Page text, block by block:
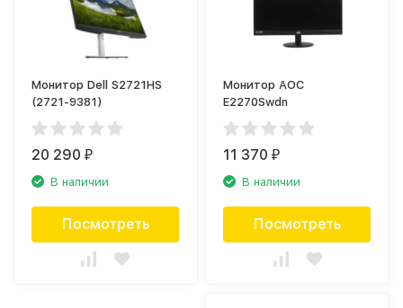
Монитор Dell S2721HS
(2721-9381)
20 290₽
В наличии
Посмотреть
Монитор AOC
E2270Swdn
11 370₽
В наличии
Посмотреть